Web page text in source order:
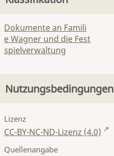
Dokumente an Famili
e Wagner und die Fest
spielverwaltung
Nutzungsbedingungen
Lizenz
CC-BY-NC-ND-Lizenz (4.0)
Quellenangabe